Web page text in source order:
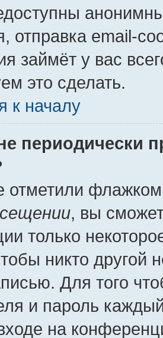
отправка email-
займёт у вас
это сделать.
к началу
периодически
отметили
, вы
только
никто другой
Для того
и пароль
на